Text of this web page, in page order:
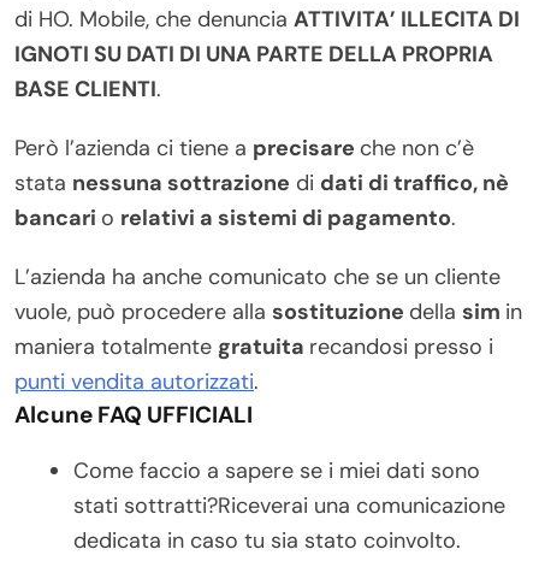
di HO. Mobile, che denuncia ATTIVITA’ ILLECITA DI
IGNOTI SU DATI DI UNA PARTE DELLA PROPRIA
BASE CLIENTI.
Però l’azienda ci tiene a precisare che non c’è
stata nessuna sottrazione di dati di traffico, nè
bancari o relativi a sistemi di pagamento.
L’azienda ha anche comunicato che se un cliente
vuole, può procedere alla sostituzione della sim in
maniera totalmente gratuita recandosi presso i
punti vendita autorizzati.
Alcune FAQ UFFICIALI
Come faccio a sapere se i miei dati sono
stati sottratti?Riceverai una comunicazione
dedicata in caso tu sia stato coinvolto.